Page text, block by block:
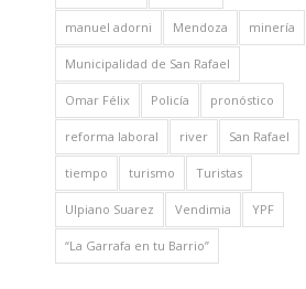
manuel adorni Mendoza minería
Municipalidad de San Rafael
Omar Félix Policía pronóstico
reforma laboral river San Rafael
tiempo turismo Turistas
Ulpiano Suarez Vendimia YPF
“La Garrafa en tu Barrio”